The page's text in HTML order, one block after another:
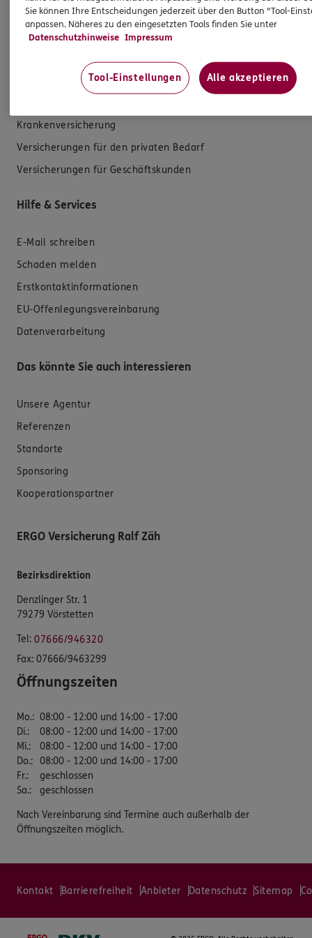
Produkte
Zahnversicherungen
Krankenversicherung
Versicherungen für den privaten Bedarf
Versicherungen für Geschäftskunden
Hilfe & Services
E-Mail schreiben
Schaden melden
Erstkontaktinformationen
EU-Offenlegungsvereinbarung
Datenverarbeitung
Das könnte Sie auch interessieren
Unsere Agentur
Referenzen
Standorte
Sponsoring
Kooperationspartner
ERGO Versicherung Ralf Zäh
Bezirksdirektion
Denzlinger Str. 1
79279 Vörstetten
Tel: 07666/946320
Fax: 07666/9463299
Öffnungszeiten
Mo.: 08:00 - 12:00 und 14:00 - 17:00
Di.:
08:00 - 12:00 und 14:00 - 17:00
Mi.:
08:00 - 12:00 und 14:00 - 17:00
Do.: 08:00 - 12:00 und 14:00 - 17:00
Fr.:
geschlossen
Sa.: geschlossen
Nach Vereinbarung sind Termine auch außerhalb der
Öffnungszeiten möglich.
Kontakt Barrierefreiheit Anbieter Datenschutz Sitemap
Sie können Ihre Entscheidungen jederzeit über den Button "Tool-
anpassen. Näheres zu den eingesetzten Tools finden Sie unter
Datenschutzhinweise Impressum
Tool-Einstellungen Alle akzeptieren